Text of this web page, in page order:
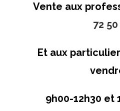
Vente aux
72
Et aux
9h00-12h30 et